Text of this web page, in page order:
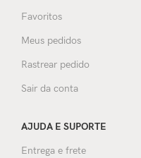
Favoritos
Meus pedidos
Rastrear pedido
Sair da conta
AJUDA E SUPORTE
Entrega e frete